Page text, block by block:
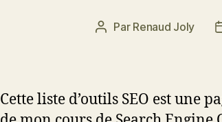
Auteur
Par Renaud Joly
Cette liste d’outils SEO est une